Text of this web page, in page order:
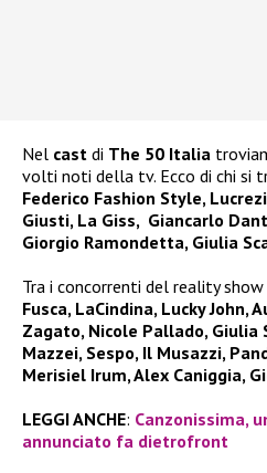
Nel cast di The 50 Italia
volti noti della tv. Ecco di chi si
Federico Fashion Style,
Giusti, La Giss, Giancarlo
Giorgio Ramondetta, Giulia
Tra i concorrenti del reality
Fusca, LaCindina, Lucky John,
Zagato, Nicole Pallado, Giulia
Mazzei, Sespo, Il Musazzi,
Merisiel Irum, Alex Caniggia,
LEGGI ANCHE: Canzonissima,
annunciato fa dietrofront